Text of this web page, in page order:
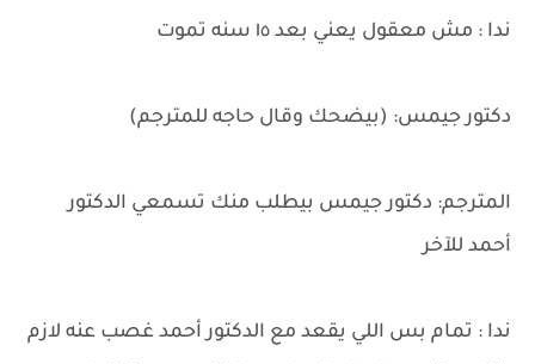
ندا : مش معقول يعني بعد ١٥ سنه تموت
دكتور جيمس: (بيضحك وقال حاجه للمترجم)
المترجم: دكتور جيمس بيطلب منك تسمعي الدكتور
أحمد للآخر
ندا : تمام بس اللي يقعد مع الدكتور أحمد غصب عنه لازم